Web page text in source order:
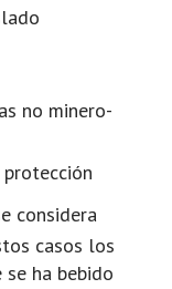
no minero-
considera
casos los
ha bebido